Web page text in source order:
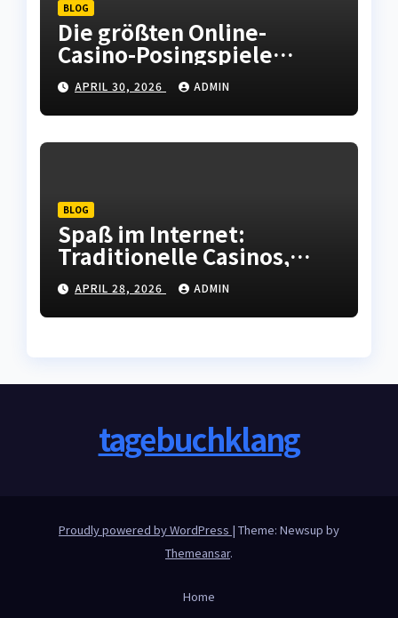
BLOG
Die größten Online-
Casino-Posingspiele
bieten unterhaltsame
Runden und
unvergessliche Momente.
APRIL 30, 2026 ADMIN
BLOG
Spaß im Internet:
Traditionelle Casinos,
mobile Apps, attraktive
Preise, fantastische Spiele
und ein rundum
APRIL 28, 2026 ADMIN
tagebuchklang
Proudly powered by WordPress | Theme: Newsup by
Themeansar.
Home